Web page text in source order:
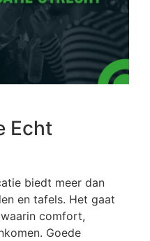
Echt
biedt meer dan
en tafels. Het gaat
comfort,
Goede